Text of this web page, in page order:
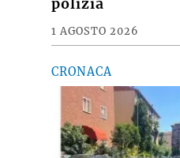
polizia
1 AGOSTO 2026
CRONACA